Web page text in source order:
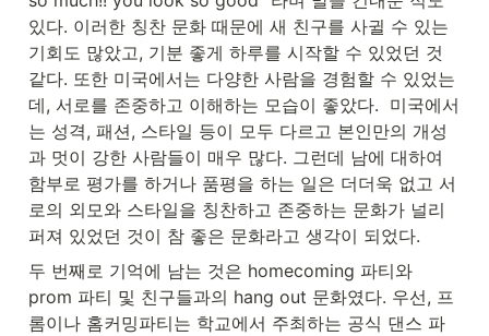
있다. 이러한 칭찬 문화 때문에 새 친구를 사귈 수 있는
기회도 많았고, 기분 좋게 하루를 시작할 수 있었던 것
같다. 또한 미국에서는 다양한 사람을 경험할 수 있었는
데, 서로를 존중하고 이해하는 모습이 좋았다.  미국에서
는 성격, 패션, 스타일 등이 모두 다르고 본인만의 개성
과 멋이 강한 사람들이 매우 많다. 그런데 남에 대하여
함부로 평가를 하거나 품평을 하는 일은 더더욱 없고 서
로의 외모와 스타일을 칭찬하고 존중하는 문화가 널리
퍼져 있었던 것이 참 좋은 문화라고 생각이 되었다.
두 번째로 기억에 남는 것은 homecoming 파티와
prom 파티 및 친구들과의 hang out 문화였다. 우선, 프
롬이나 홈커밍파티는 학교에서 주최하는 공식 댄스 파